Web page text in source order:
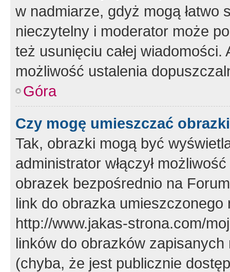
w nadmiarze, gdyż mogą
nieczytelny i moderator może
też usunięciu całej
możliwość ustalenia
Góra
Czy mogę umieszczać
Tak, obrazki mogą być
administrator włączył
obrazek bezpośrednio na
link do obrazka
http://www.jakas-strona.com/
linków do obrazków
(chyba, że jest publicznie